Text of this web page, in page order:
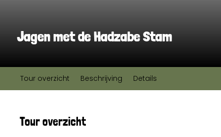
Jagen met de Hadzabe Stam
Tour overzicht Beschrijving Details
Tour overzicht